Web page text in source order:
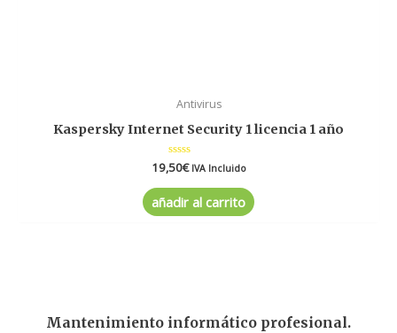
Antivirus
Kaspersky Internet Security 1 licencia 1 año
Valorado
0
de
5
19,50€ IVA Incluido
añadir al carrito
Mantenimiento informático profesional.